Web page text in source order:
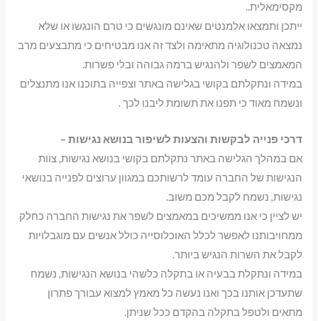
מקסימאלית..
ייתכן ותמצאו אלמנטים שאינם מונגשים כי טרם הונגשו או שלא
נמצאה טכנולוגיה מתאימה ולצד זה אנו מבטיחים כי מתבצעים מרב
המאמצים לשפר ולהנגיש ברמה גבוהה ובלי פשרות.
במידה ונתקלתם בקושי בגלישה באתר וצפייה בתוכנו אנו מתנצלים
ונשמח מאוד כי תפנו את תשומת ליבנו לכך .
דרכי פנייה לבקשות והצעות לשיפור בנושא נגישות –
אם במהלך הגלישה באתר נתקלתם בקושי בנושא נגישות, צוות
הנגישות של החברה עומד לרשותכם במגוון ערוצים לפנייה בנושאי
נגישות, נשמח לקבל מכם משוב.
יש לציין כי אנו ממשיכים במאמצים לשפר את נגישות החברה כחלק
ממחויבותנו לאפשר לכלל האוכלוסייה כולל אנשים עם מוגבלויות
לקבל את השרות הנגיש ביותר.
במידה ונתקלת בבעיה או בתקלה כלשהי בנושא הנגישות, נשמח
שתעדכן אותנו בכך ואנו נעשה כל מאמץ למצוא עבורך פתרון
מתאים ולטפל בתקלה בהקדם ככל שניתן.